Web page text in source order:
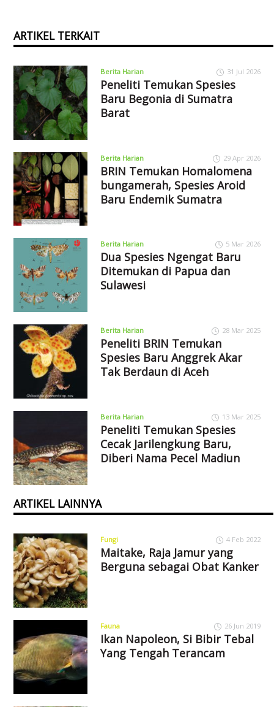
ARTIKEL TERKAIT
Berita Harian 31 Jul 2026
Peneliti Temukan Spesies
Baru Begonia di Sumatra
Barat
Berita Harian 29 Apr 2026
BRIN Temukan Homalomena
bungamerah, Spesies Aroid
Baru Endemik Sumatra
Berita Harian 5 Mar 2026
Dua Spesies Ngengat Baru
Ditemukan di Papua dan
Sulawesi
Berita Harian 28 Mar 2025
Peneliti BRIN Temukan
Spesies Baru Anggrek Akar
Tak Berdaun di Aceh
Berita Harian 13 Mar 2025
Peneliti Temukan Spesies
Cecak Jarilengkung Baru,
Diberi Nama Pecel Madiun
ARTIKEL LAINNYA
Fungi 4 Feb 2022
Maitake, Raja Jamur yang
Berguna sebagai Obat Kanker
Fauna 26 Jun 2019
Ikan Napoleon, Si Bibir Tebal
Yang Tengah Terancam